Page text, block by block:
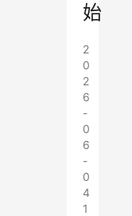
始
2
0
2
6
-
0
6
-
0
4
1